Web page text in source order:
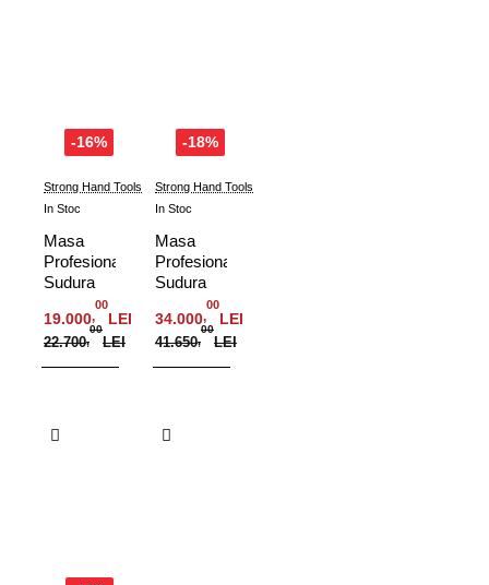
-16%
Strong Hand Tools
In Stoc
Masa
Profesionala
Sudura
Alpha16,
2000x1000
mm,
picioare
nitrurat
19.000,
00
LEI
22.700,
00
LEI
-18%
Strong Hand Tools
In Stoc
Masa
Profesionala
Sudura
Alpha16,
3000x1500
mm,
picioare
nitrurat
34.000,
00
LEI
41.650,
00
LEI